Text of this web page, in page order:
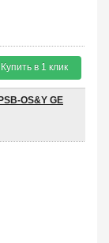
Купить в 1 клик
OS&Y GE